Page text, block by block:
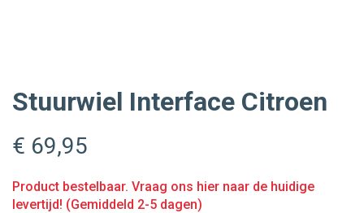
Stuurwiel Interface Citroen
€ 69,95
Product bestelbaar. Vraag ons hier naar de huidige
levertijd! (Gemiddeld 2-5 dagen)